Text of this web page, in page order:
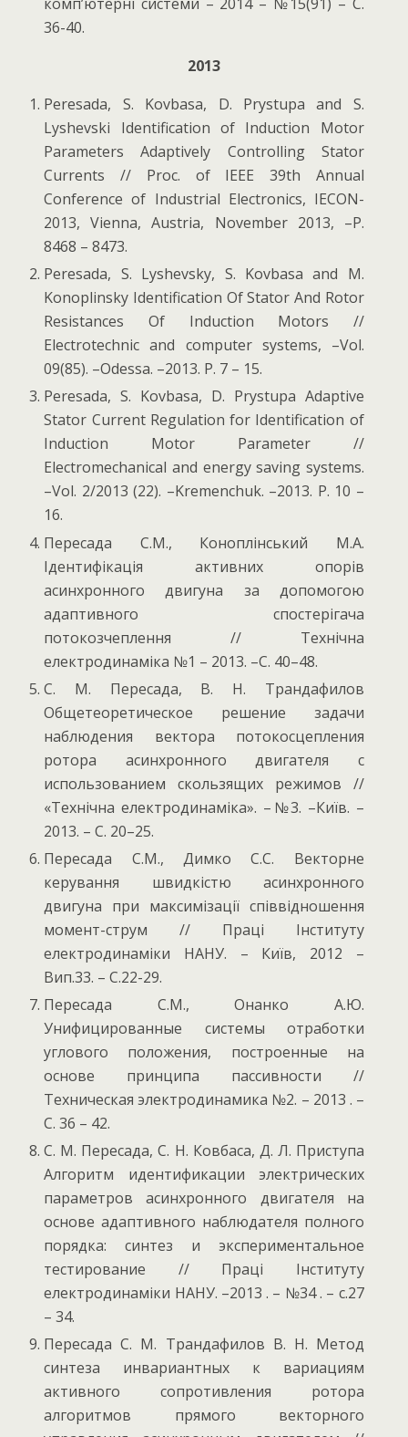
36-40.
2013
Peresada, S. Kovbasa, D. Prystupa and S.
Lyshevski Identification of Induction Motor
Parameters Adaptively Controlling Stator
Currents // Proc. of IEEE 39th Annual
Conference of Industrial Electronics, IECON-
2013, Vienna, Austria, November 2013, –P.
8468 – 8473.
Peresada, S. Lyshevsky, S. Kovbasa and M.
Konoplinsky Identification Of Stator And Rotor
Resistances Of Induction Motors //
Electrotechnic and computer systems, –Vol.
09(85). –Odessa. –2013. P. 7 – 15.
Peresada, S. Kovbasa, D. Prystupa Adaptive
Stator Current Regulation for Identification of
Induction Motor Parameter //
Electromechanical and energy saving systems.
–Vol. 2/2013 (22). –Kremenchuk. –2013. P. 10 –
16.
Пересада С.М., Коноплінський М.А.
Ідентифікація активних опорів
асинхронного двигуна за допомогою
адаптивного спостерігача
потокозчеплення // Технічна
електродинаміка №1 – 2013. –С. 40–48.
С. М. Пересада, В. Н. Трандафилов
Общетеоретическое решение задачи
наблюдения вектора потокосцепления
ротора асинхронного двигателя с
использованием скользящих режимов //
«Технічна електродинаміка». –№3. –Київ. –
2013. – С. 20–25.
Пересада С.М., Димко С.С. Векторне
керування швидкістю асинхронного
двигуна при максимізації співвідношення
момент-струм // Праці Інституту
електродинаміки НАНУ. – Київ, 2012 –
Вип.33. – С.22-29.
Пересада С.М., Онанко А.Ю.
Унифицированные системы отработки
углового положения, построенные на
основе принципа пассивности //
Техническая электродинамика №2. – 2013 . –
С. 36 – 42.
С. М. Пересада, С. Н. Ковбаса, Д. Л. Приступа
Алгоритм идентификации электрических
параметров асинхронного двигателя на
основе адаптивного наблюдателя полного
порядка: синтез и экспериментальное
тестирование // Праці Інституту
електродинаміки НАНУ. –2013 . – №34 . – с.27
– 34.
Пересада С. М. Трандафилов В. Н. Метод
синтеза инвариантных к вариациям
активного сопротивления ротора
алгоритмов прямого векторного